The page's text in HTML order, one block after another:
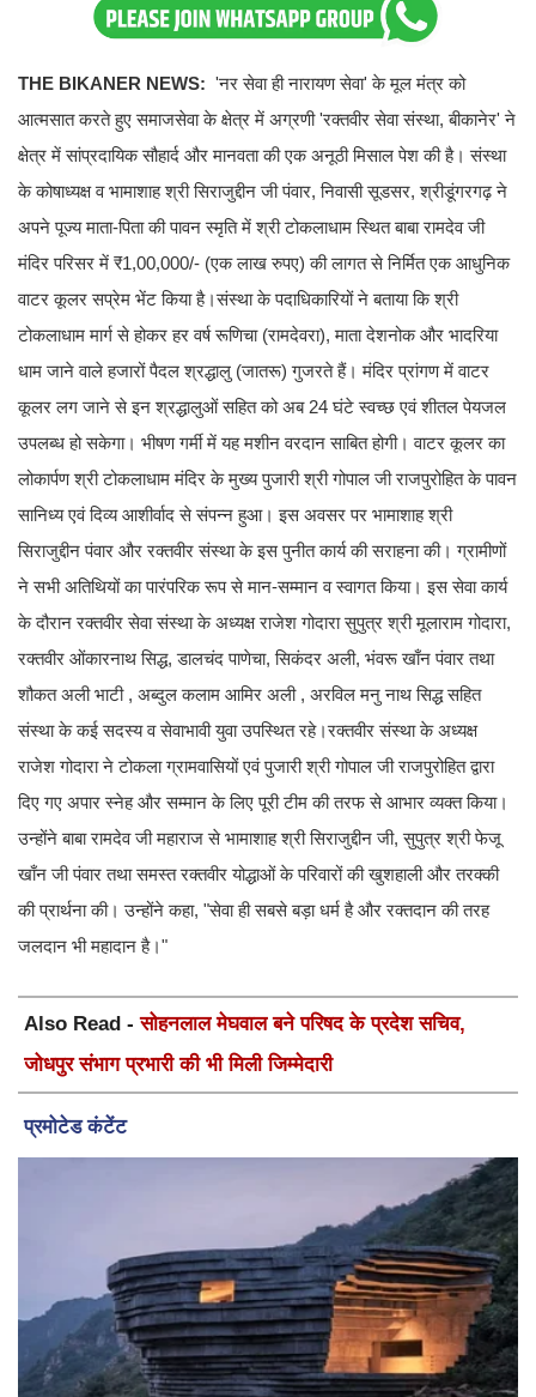
THE BIKANER NEWS: 'नर सेवा ही नारायण सेवा' के मूल मंत्र को
आत्मसात करते हुए समाजसेवा के क्षेत्र में अग्रणी 'रक्तवीर सेवा संस्था, बीकानेर' ने
क्षेत्र में सांप्रदायिक सौहार्द और मानवता की एक अनूठी मिसाल पेश की है। संस्था
के कोषाध्यक्ष व भामाशाह श्री सिराजुद्दीन जी पंवार, निवासी सूडसर, श्रीडूंगरगढ़ ने
अपने पूज्य माता-पिता की पावन स्मृति में श्री टोकलाधाम स्थित बाबा रामदेव जी
मंदिर परिसर में ₹1,00,000/- (एक लाख रुपए) की लागत से निर्मित एक आधुनिक
वाटर कूलर सप्रेम भेंट किया है।संस्था के पदाधिकारियों ने बताया कि श्री
टोकलाधाम मार्ग से होकर हर वर्ष रूणिचा (रामदेवरा), माता देशनोक और भादरिया
धाम जाने वाले हजारों पैदल श्रद्धालु (जातरू) गुजरते हैं। मंदिर प्रांगण में वाटर
कूलर लग जाने से इन श्रद्धालुओं सहित को अब 24 घंटे स्वच्छ एवं शीतल पेयजल
उपलब्ध हो सकेगा। भीषण गर्मी में यह मशीन वरदान साबित होगी। वाटर कूलर का
लोकार्पण श्री टोकलाधाम मंदिर के मुख्य पुजारी श्री गोपाल जी राजपुरोहित के पावन
सानिध्य एवं दिव्य आशीर्वाद से संपन्न हुआ। इस अवसर पर भामाशाह श्री
सिराजुद्दीन पंवार और रक्तवीर संस्था के इस पुनीत कार्य की सराहना की। ग्रामीणों
ने सभी अतिथियों का पारंपरिक रूप से मान-सम्मान व स्वागत किया। इस सेवा कार्य
के दौरान रक्तवीर सेवा संस्था के अध्यक्ष राजेश गोदारा सुपुत्र श्री मूलाराम गोदारा,
रक्तवीर ओंकारनाथ सिद्ध, डालचंद पाणेचा, सिकंदर अली, भंवरू खाँन पंवार तथा
शौकत अली भाटी , अब्दुल कलाम आमिर अली , अरविल मनु नाथ सिद्ध सहित
संस्था के कई सदस्य व सेवाभावी युवा उपस्थित रहे।रक्तवीर संस्था के अध्यक्ष
राजेश गोदारा ने टोकला ग्रामवासियों एवं पुजारी श्री गोपाल जी राजपुरोहित द्वारा
दिए गए अपार स्नेह और सम्मान के लिए पूरी टीम की तरफ से आभार व्यक्त किया।
उन्होंने बाबा रामदेव जी महाराज से भामाशाह श्री सिराजुद्दीन जी, सुपुत्र श्री फेजू
खाँन जी पंवार तथा समस्त रक्तवीर योद्धाओं के परिवारों की खुशहाली और तरक्की
की प्रार्थना की। उन्होंने कहा, "सेवा ही सबसे बड़ा धर्म है और रक्तदान की तरह
जलदान भी महादान है।"
Also Read -सोहनलाल मेघवाल बने परिषद के प्रदेश सचिव,
जोधपुर संभाग प्रभारी की भी मिली जिम्मेदारी